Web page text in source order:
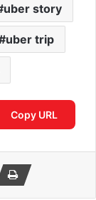
uber story
uber trip
Copy URL